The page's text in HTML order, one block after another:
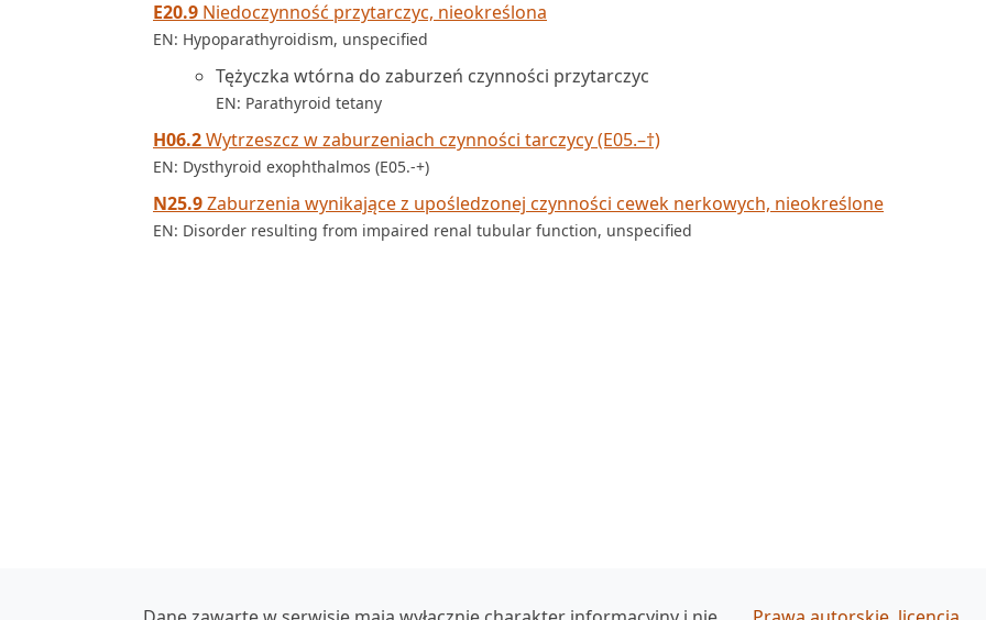
E20.9 Niedoczynność przytarczyc, nieokreślona
EN: Hypoparathyroidism, unspecified
Tężyczka wtórna do zaburzeń czynności przytarczyc
EN: Parathyroid tetany
H06.2Wytrzeszcz w zaburzeniach czynności tarczycy (E05.–†)
EN: Dysthyroid exophthalmos (E05.-+)
N25.9Zaburzenia wynikające z upośledzonej czynności cewek nerkowych, nieokreślone
EN: Disorder resulting from impaired renal tubular function, unspecified